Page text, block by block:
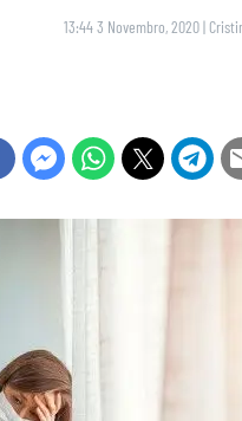
13:44 3 Novembro, 2020|